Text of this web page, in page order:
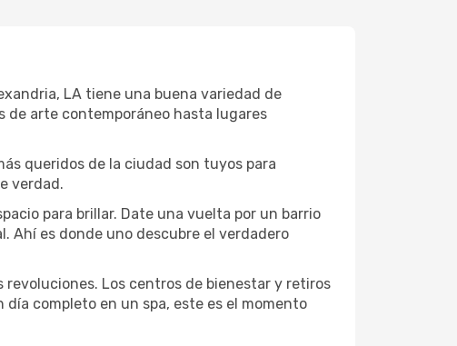
LA tiene una buena variedad de
de arte contemporáneo hasta lugares
queridos de la ciudad son tuyos para
verdad.
para brillar. Date una vuelta por un barrio
Ahí es donde uno descubre el verdadero
revoluciones. Los centros de bienestar y retiros
completo en un spa, este es el momento